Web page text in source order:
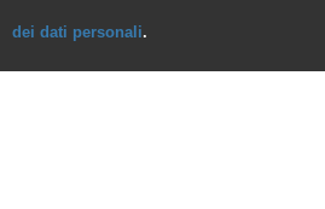
dei dati personali.